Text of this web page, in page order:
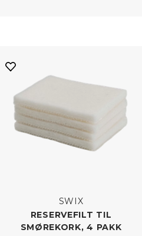
SWIX
RESERVEFILT TIL
SMØREKORK, 4 PAKK